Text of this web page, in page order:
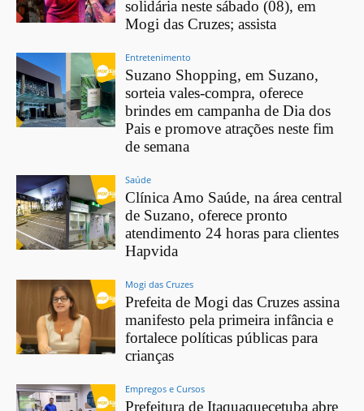
solidária neste sábado (08), em
Mogi das Cruzes; assista
Entretenimento
Suzano Shopping, em Suzano,
sorteia vales-compra, oferece
brindes em campanha de Dia dos
Pais e promove atrações neste fim
de semana
Saúde
Clínica Amo Saúde, na área central
de Suzano, oferece pronto
atendimento 24 horas para clientes
Hapvida
Mogi das Cruzes
Prefeita de Mogi das Cruzes assina
manifesto pela primeira infância e
fortalece políticas públicas para
crianças
Empregos e Cursos
Prefeitura de Itaquaquecetuba abre